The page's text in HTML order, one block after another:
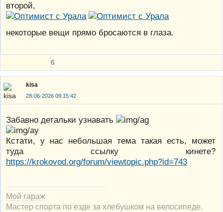
второй,
некоторые вещи прямо бросаются в глаза.
6
kisa
28-06-2026 09:15:42
Забавно детальки узнавать
Кстати, у нас небольшая тема такая есть, может
туда ссылку кинете?
https://krokovod.org/forum/viewtopic.php?id=743
Мой гараж
Мастер спорта по езде за хлебушком на велосипеде.